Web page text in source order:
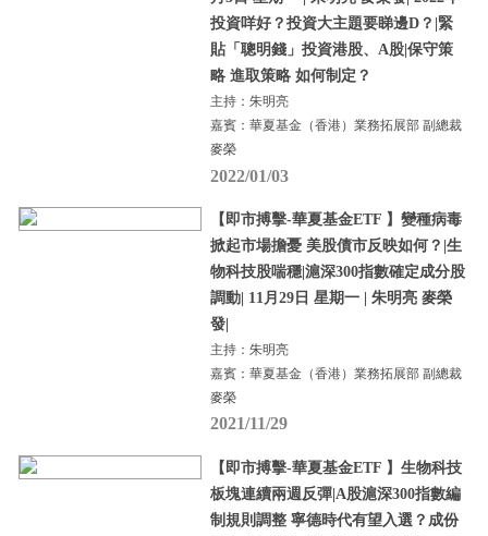
投資咩好？投資大主題要睇邊D？|緊
貼「聰明錢」投資港股、A股|保守策
略 進取策略 如何制定？
主持：朱明亮
嘉賓：華夏基金（香港）業務拓展部 副總裁
麥榮
2022/01/03
【即市搏擊-華夏基金ETF 】變種病毒
掀起市場擔憂 美股債市反映如何？|生
物科技股喘穩|滬深300指數確定成分股
調動| 11月29日 星期一 | 朱明亮 麥榮
發|
主持：朱明亮
嘉賓：華夏基金（香港）業務拓展部 副總裁
麥榮
2021/11/29
【即市搏擊-華夏基金ETF 】生物科技
板塊連續兩週反彈|A股滬深300指數編
制規則調整 寧德時代有望入選？成份